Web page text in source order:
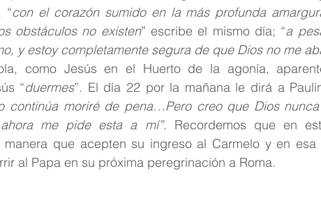
“con el corazón sumido en la más profunda
obstáculos no existen” escribe el mismo día; “a
y estoy completamente segura de que Dios no me
como Jesús en el Huerto de la agonía,
“duermes”. El día 22 por la mañana le dirá a
continúa moriré de pena…Pero creo que Dios
me pide esta a mí”. Recordemos que en
manera que acepten su ingreso al Carmelo y en
al Papa en su próxima peregrinación a Roma.